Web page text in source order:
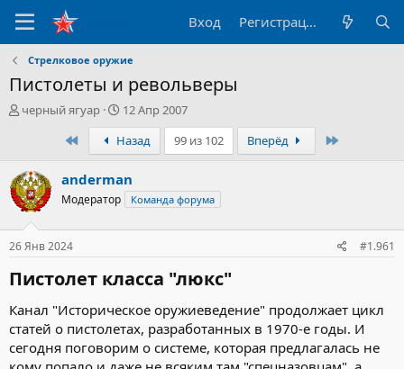
Вход Регистрация
Стрелковое оружие
Пистолеты и револьверы
А
р
т
е
м
ы
черный ягуар
Д
а
т
а
н
а
ч
12 Апр 2007
ПервыйНазад 99 из 102 Вперёд
anderman
Модератор Команда форума
26 Янв 2024 #1.961
Пистолет класса "люкс"​
Канал "Историческое оружиеведение" продолжает цикл
статей о пистолетах, разработанных в 1970-е годы. И
сегодня поговорим о системе, которая предлагалась не